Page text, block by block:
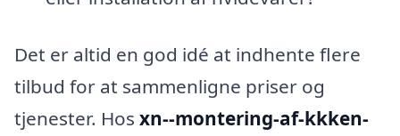
Det er altid en god idé at indhente flere
tilbud for at sammenligne priser og
tjenester. Hos xn--montering-af-kkken-